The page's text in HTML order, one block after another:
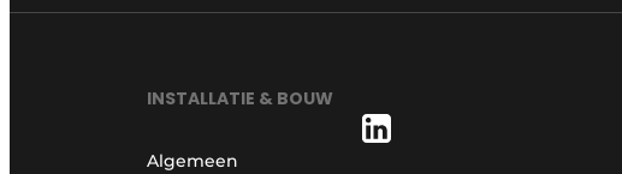
INSTALLATIE & BOUW
Algemeen